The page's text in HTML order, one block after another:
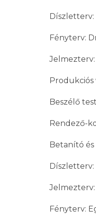
Díszletterv:
Fényterv:
Produkciós
Beszélő
Rendező-
Betanító
Díszletterv:
Jelmezterv:
Fényterv: